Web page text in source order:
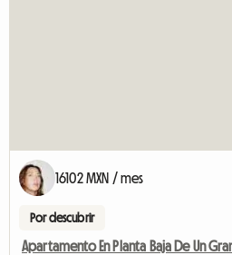
16102 MXN / mes
Por descubrir
Apartamento En Planta Baja De Un